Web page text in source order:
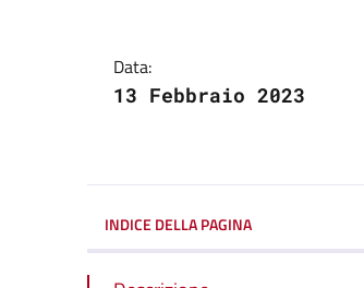
Data:
13 Febbraio 2023
INDICE DELLA PAGINA